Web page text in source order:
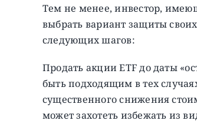
Тем не менее, инвестор,
выбрать вариант защиты
следующих шагов:
Продать акции ETF до даты
быть подходящим в тех
существенного снижения
может захотеть избежать из